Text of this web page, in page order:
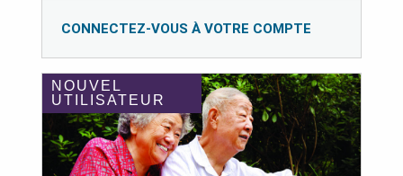
CONNECTEZ-VOUS À VOTRE COMPTE
NOUVEL
UTILISATEUR